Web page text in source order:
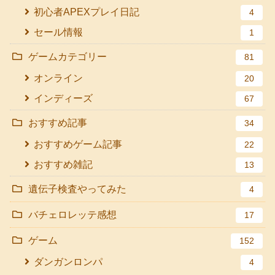
初心者APEXプレイ日記 4
セール情報 1
ゲームカテゴリー 81
オンライン 20
インディーズ 67
おすすめ記事 34
おすすめゲーム記事 22
おすすめ雑記 13
遺伝子検査やってみた 4
バチェロレッテ感想 17
ゲーム 152
ダンガンロンパ 4